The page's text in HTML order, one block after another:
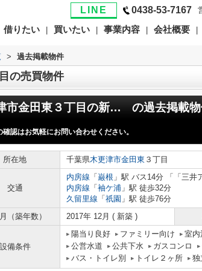
LINE 0438-53-7167
借りたい 買いたい 事業内容 会社概要
> 過去掲載物件
の売買物件
木更津市金田東３丁目の新築一戸建 の過去掲載
確認はお気軽にお問い合わせください。
所在地 千葉県木更津市金田東 ３丁目
交通
内房線 「 巌根 」駅 バス14分 「「三井
内房線 「 袖ケ浦 」駅 徒歩32分
久留里線 「 祇園 」駅 徒歩76分
（築年数）
2017年 12月 ( 新築 )
設備条件
陽当り良好 ファミリー向け 室内
公営水道
公共下水 ガスコンロ
バス・トイレ別
トイレ２ヶ所 独